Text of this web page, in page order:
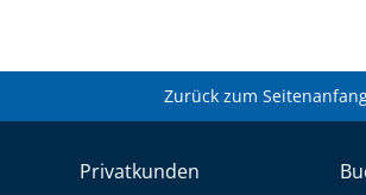
Zurück zum
Privatkunden